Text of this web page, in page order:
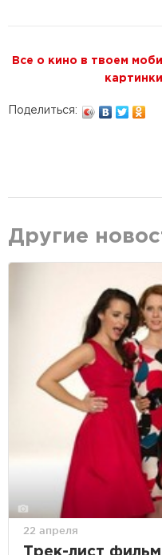
Все о кино в твоем
Поделиться:
Другие
22 апреля